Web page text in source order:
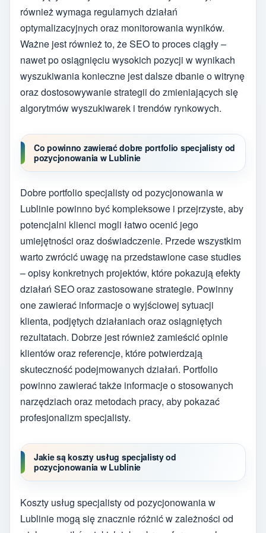
również wymaga regularnych działań
optymalizacyjnych oraz monitorowania wyników.
Ważne jest również to, że SEO to proces ciągły –
nawet po osiągnięciu wysokich pozycji w wynikach
wyszukiwania konieczne jest dalsze dbanie o witrynę
oraz dostosowywanie strategii do zmieniających się
algorytmów wyszukiwarek i trendów rynkowych.
Co powinno zawierać dobre portfolio specjalisty od
pozycjonowania w Lublinie
Dobre portfolio specjalisty od pozycjonowania w
Lublinie powinno być kompleksowe i przejrzyste, aby
potencjalni klienci mogli łatwo ocenić jego
umiejętności oraz doświadczenie. Przede wszystkim
warto zwrócić uwagę na przedstawione case studies
– opisy konkretnych projektów, które pokazują efekty
działań SEO oraz zastosowane strategie. Powinny
one zawierać informacje o wyjściowej sytuacji
klienta, podjętych działaniach oraz osiągniętych
rezultatach. Dobrze jest również zamieścić opinie
klientów oraz referencje, które potwierdzają
skuteczność podejmowanych działań. Portfolio
powinno zawierać także informacje o stosowanych
narzędziach oraz metodach pracy, aby pokazać
profesjonalizm specjalisty.
Jakie są koszty usług specjalisty od
pozycjonowania w Lublinie
Koszty usług specjalisty od pozycjonowania w
Lublinie mogą się znacznie różnić w zależności od